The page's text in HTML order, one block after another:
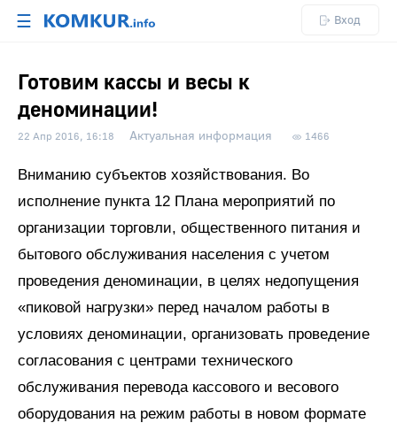
☰ Вход
Готовим кассы и весы к
деноминации!
22 Апр 2016, 16:18 Актуальная информация 1466
Вниманию субъектов хозяйствования. Во
исполнение пункта 12 Плана мероприятий по
организации торговли, общественного питания и
бытового обслуживания населения с учетом
проведения деноминации, в целях недопущения
«пиковой нагрузки» перед началом работы в
условиях деноминации, организовать проведение
согласования с центрами технического
обслуживания перевода кассового и весового
оборудования на режим работы в новом формате